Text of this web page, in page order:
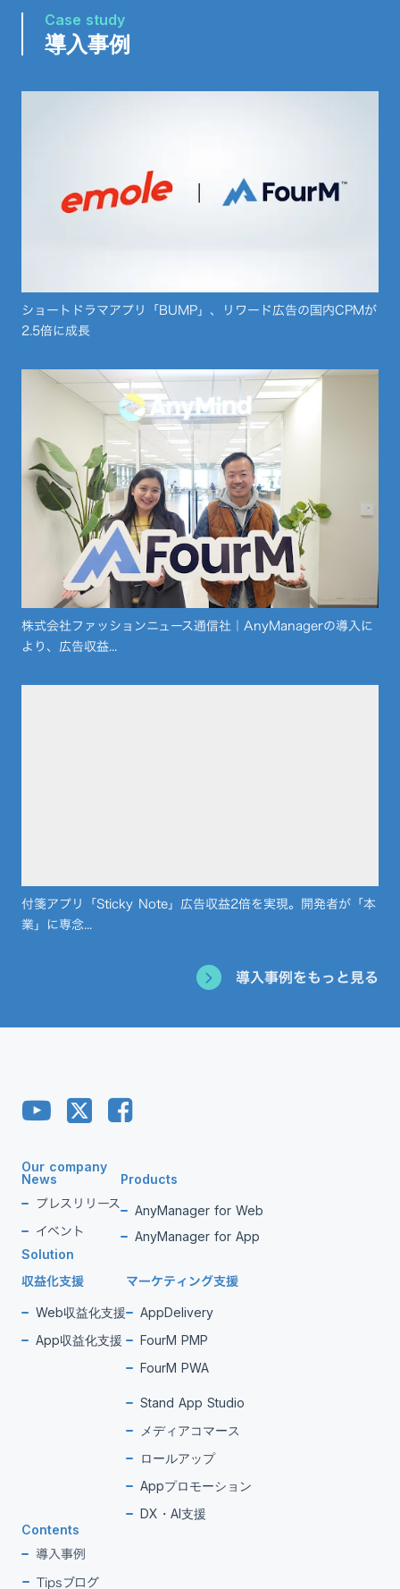
Case study
導入事例
ショートドラマアプリ「BUMP」、リワード広告の国内CPMが
2.5倍に成長
株式会社ファッションニュース通信社｜AnyManagerの導入に
より、広告収益...
付箋アプリ「Sticky Note」広告収益2倍を実現。開発者が「本
業」に専念...
導入事例をもっと見る
Our company
News
プレスリリース
イベント
Products
AnyManager for Web
AnyManager for App
Solution
収益化支援
Web収益化支援
App収益化支援
マーケティング支援
AppDelivery
FourM PMP
FourM PWA
Stand App Studio
メディアコマース
ロールアップ
Appプロモーション
DX・AI支援
Contents
導入事例
Tipsブログ